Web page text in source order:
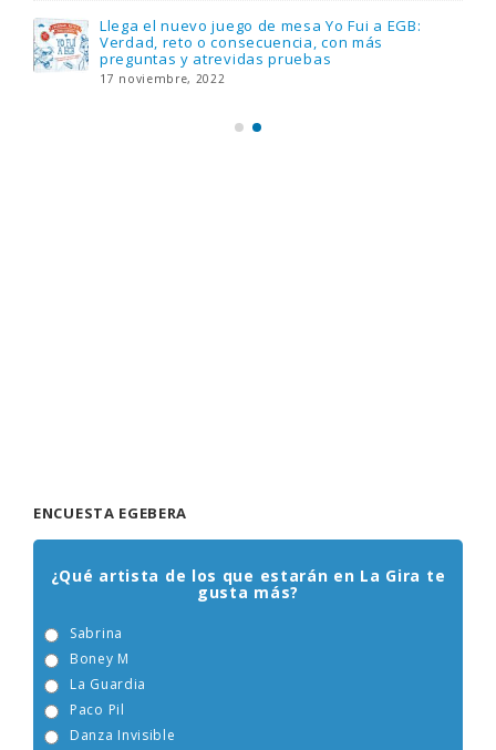
Llega el nuevo juego de mesa Yo Fui a EGB:
Verdad, reto o consecuencia, con más
preguntas y atrevidas pruebas
17 noviembre, 2022
ENCUESTA EGEBERA
¿Qué artista de los que estarán en La Gira te
gusta más?
Sabrina
Boney M
La Guardia
Paco Pil
Danza Invisible